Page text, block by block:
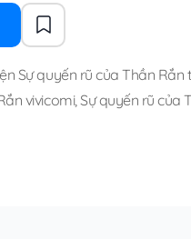
Sự quyến rũ của Thần Rắn
vivicomi,Sự quyến rũ của